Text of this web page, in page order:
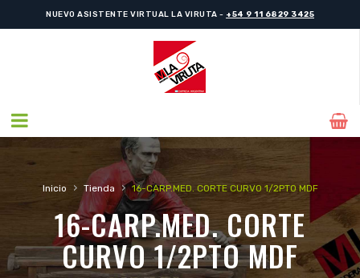
NUEVO ASISTENTE VIRTUAL LA VIRUTA - +54 9 11 6829 3425
Inicio › Tienda › 16-CARP.MED. CORTE CURVO 1/2PTO MDF
16-CARP.MED. CORTE
CURVO 1/2PTO MDF